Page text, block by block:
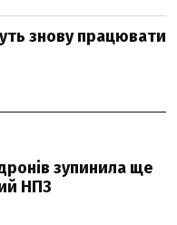
знову працювати
зупинила ще
НПЗ